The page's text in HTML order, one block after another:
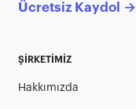
Ücretsiz Kaydol →
ŞİRKETİMİZ
Hakkımızda